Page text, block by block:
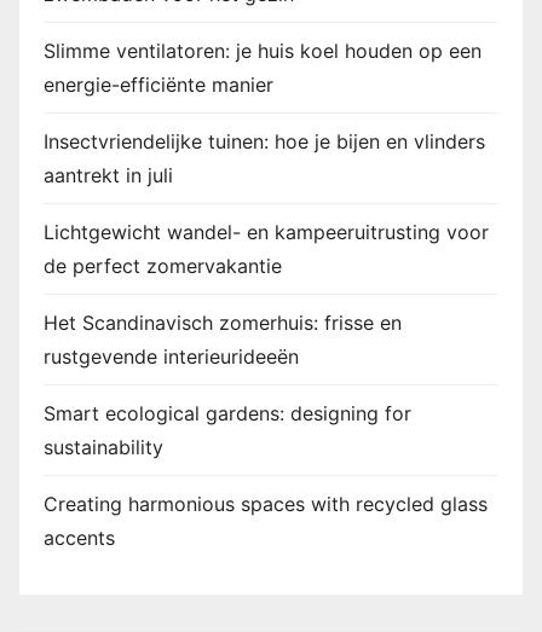
Slimme ventilatoren: je huis koel houden op een
energie-efficiënte manier
Insectvriendelijke tuinen: hoe je bijen en vlinders
aantrekt in juli
Lichtgewicht wandel- en kampeeruitrusting voor
de perfect zomervakantie
Het Scandinavisch zomerhuis: frisse en
rustgevende interieurideeën
Smart ecological gardens: designing for
sustainability
Creating harmonious spaces with recycled glass
accents